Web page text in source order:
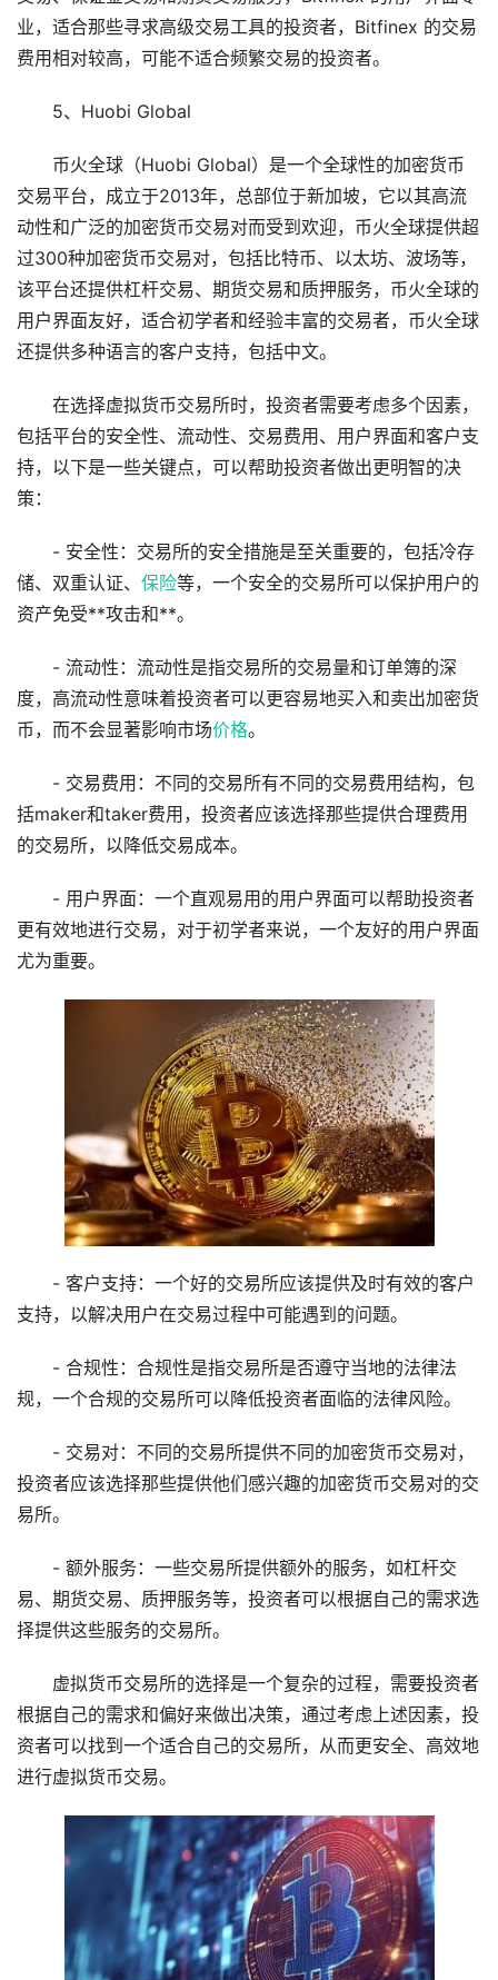
业，适合那些寻求高级交易工具的投资者，Bitfinex 的交易
费用相对较高，可能不适合频繁交易的投资者。
5、Huobi Global
币火全球（Huobi Global）是一个全球性的加密货币
交易平台，成立于2013年，总部位于新加坡，它以其高流
动性和广泛的加密货币交易对而受到欢迎，币火全球提供超
过300种加密货币交易对，包括比特币、以太坊、波场等，
该平台还提供杠杆交易、期货交易和质押服务，币火全球的
用户界面友好，适合初学者和经验丰富的交易者，币火全球
还提供多种语言的客户支持，包括中文。
在选择虚拟货币交易所时，投资者需要考虑多个因素，
包括平台的安全性、流动性、交易费用、用户界面和客户支
持，以下是一些关键点，可以帮助投资者做出更明智的决
策：
- 安全性：交易所的安全措施是至关重要的，包括冷存
储、双重认证、 保险等，一个安全的交易所可以保护用户的
资产免受**攻击和**。
- 流动性：流动性是指交易所的交易量和订单簿的深
度，高流动性意味着投资者可以更容易地买入和卖出加密货
币，而不会显著影响市场价格。
- 交易费用：不同的交易所有不同的交易费用结构，包
括maker和taker费用，投资者应该选择那些提供合理费用
的交易所，以降低交易成本。
- 用户界面：一个直观易用的用户界面可以帮助投资者
更有效地进行交易，对于初学者来说，一个友好的用户界面
尤为重要。
- 客户支持：一个好的交易所应该提供及时有效的客户
支持，以解决用户在交易过程中可能遇到的问题。
- 合规性：合规性是指交易所是否遵守当地的法律法
规，一个合规的交易所可以降低投资者面临的法律风险。
- 交易对：不同的交易所提供不同的加密货币交易对，
投资者应该选择那些提供他们感兴趣的加密货币交易对的交
易所。
- 额外服务：一些交易所提供额外的服务，如杠杆交
易、期货交易、质押服务等，投资者可以根据自己的需求选
择提供这些服务的交易所。
虚拟货币交易所的选择是一个复杂的过程，需要投资者
根据自己的需求和偏好来做出决策，通过考虑上述因素，投
资者可以找到一个适合自己的交易所，从而更安全、高效地
进行虚拟货币交易。